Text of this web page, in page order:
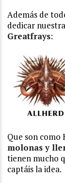
Además de
dedicar
Greatfrays:
Que son como
molonas y
tienen mucho
captáis la idea.